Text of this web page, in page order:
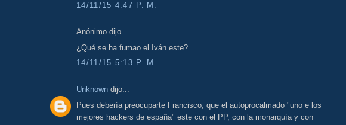
14/11/15 4:47 P. M.
Anónimo dijo...
¿Qué se ha fumao el Iván este?
14/11/15 5:13 P. M.
Unknown dijo...
Pues debería preocuparte Francisco, que el autoprocalmado "uno e los
mejores hackers de españa" este con el PP, con la monarquía y con